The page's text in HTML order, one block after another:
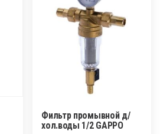
Фильтр промывной д/
хол.воды 1/2 GAPPO